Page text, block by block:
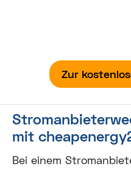
Zur
mit
Bei einem